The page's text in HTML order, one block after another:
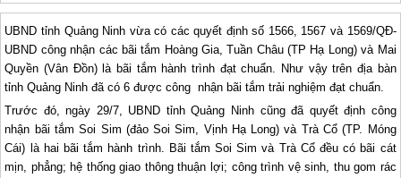
UBND tỉnh Quảng Ninh vừa có các quyết định số 1566, 1567 và 1569/QĐ-
UBND công nhận các bãi tắm Hoàng Gia, Tuần Châu (TP Hạ Long) và Mai
Quyền (Vân Đồn) là bãi tắm hành trình đạt chuẩn. Như vậy trên địa bàn
tỉnh Quảng Ninh đã có 6 được công nhận bãi tắm trải nghiệm đạt chuẩn.
Trước đó, ngày 29/7, UBND tỉnh Quảng Ninh cũng đã quyết định công
nhận bãi tắm Soi Sim (đảo Soi Sim, Vịnh Hạ Long) và Trà Cổ (TP. Móng
Cái) là hai bãi tắm hành trình. Bãi tắm Soi Sim và Trà Cổ đều có bãi cát
mịn, phẳng; hệ thống giao thông thuận lợi; công trình vệ sinh, thu gom rác